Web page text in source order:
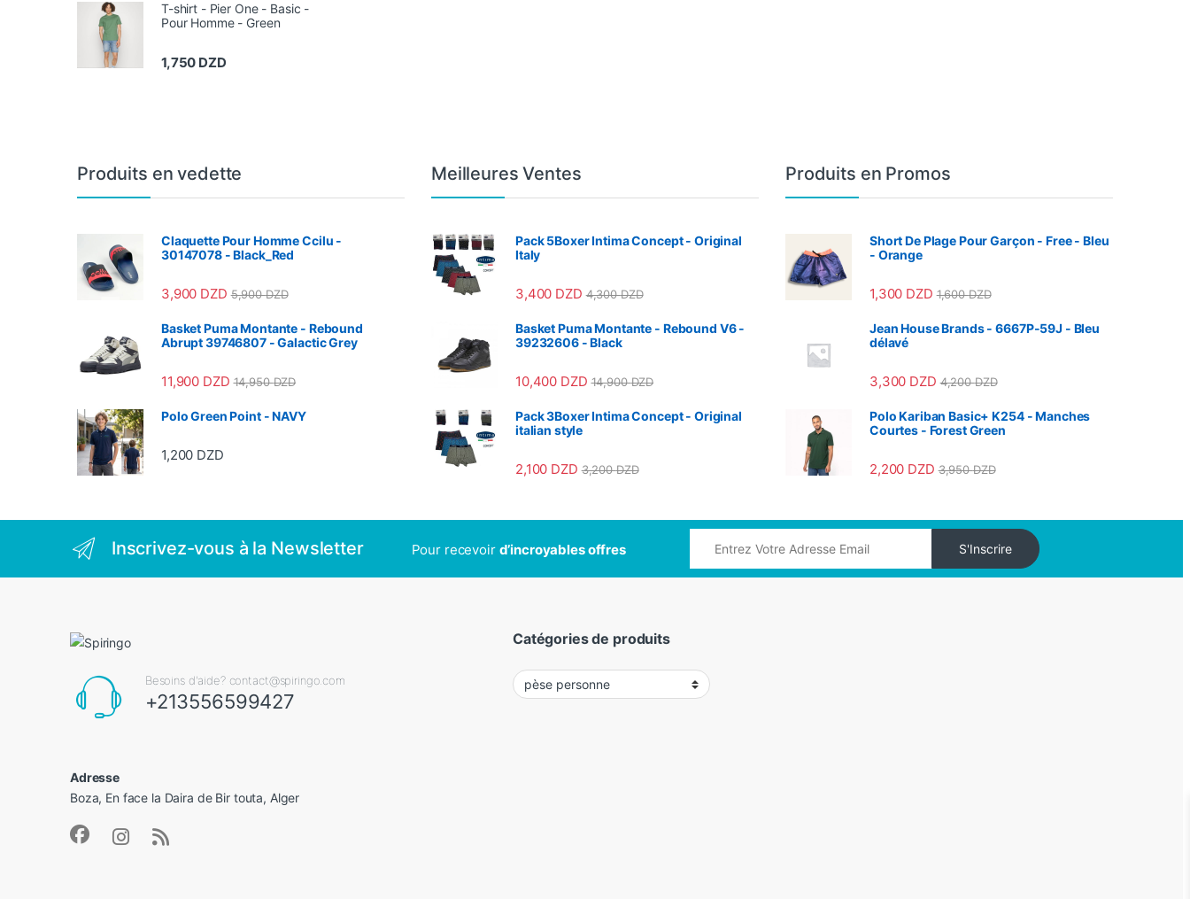
T-shirt - Pier One - Basic -
Pour Homme - Green
1,750 DZD
Produits en vedette
Claquette Pour Homme Ccilu -
30147078 - Black_Red
3,900 DZD 5,900DZD
Basket Puma Montante - Rebound
Abrupt 39746807 - Galactic Grey
11,900 DZD 14,950DZD
Polo Green Point - NAVY
1,200 DZD
Meilleures Ventes
Pack 5Boxer Intima Concept - Original
Italy
3,400 DZD 4,300DZD
Basket Puma Montante - Rebound V6 -
39232606 - Black
10,400 DZD 14,900DZD
Pack 3Boxer Intima Concept - Original
italian style
2,100 DZD 3,200DZD
Produits en Promos
Short De Plage Pour Garçon - Free - Bleu
- Orange
1,300 DZD 1,600DZD
Jean House Brands - 6667P-59J - Bleu
délavé
3,300 DZD 4,200DZD
Polo Kariban Basic+ K254 - Manches
Courtes - Forest Green
2,200 DZD 3,950DZD
Inscrivez-vous à la Newsletter Pour recevoir d’incroyables offres S'Inscrire
Besoins d'aide? contact@spiringo.com
+213556599427
Adresse
Boza, En face la Daira de Bir touta, Alger
Catégories de produits